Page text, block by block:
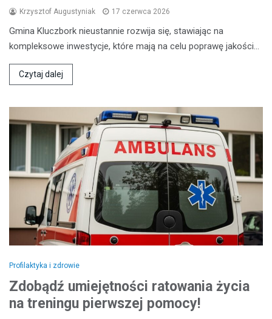
Krzysztof Augustyniak 17 czerwca 2026
Gmina Kluczbork nieustannie rozwija się, stawiając na
kompleksowe inwestycje, które mają na celu poprawę jakości…
Czytaj dalej
Profilaktyka i zdrowie
Zdobądź umiejętności ratowania życia
na treningu pierwszej pomocy!